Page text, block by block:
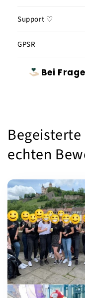
Support ♡
GPSR
Bei
echten